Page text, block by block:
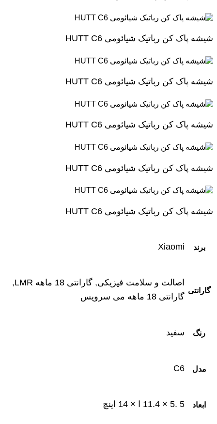
شیشه پاک کن رباتیک شیائومی HUTT C6
شیشه پاک کن رباتیک شیائومی HUTT C6
شیشه پاک کن رباتیک شیائومی HUTT C6
شیشه پاک کن رباتیک شیائومی HUTT C6
شیشه پاک کن رباتیک شیائومی HUTT C6
برند Xiaomi
گارانتی
اصالت و سلامت فیزیکی, گارانتی 18 ماهه LMR,
گارانتی 18 ماهه می سرویس
رنگ سفید
مدل C6
ابعاد 5 .5 × 11.4 ا × 14 اینچ